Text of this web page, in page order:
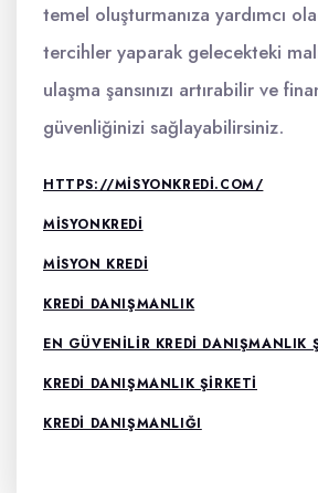
temel oluşturmanıza yardımcı
tercihler yaparak gelecekteki
ulaşma şansınızı artırabilir ve
güvenliğinizi sağlayabilirsiniz.
HTTPS://MISYONKREDI.COM/
MISYONKREDI
MISYON KREDI
KREDI DANIŞMANLIK
EN GÜVENILIR KREDI DANIŞMANLIK
KREDI DANIŞMANLIK ŞIRKETI
KREDI DANIŞMANLIĞI